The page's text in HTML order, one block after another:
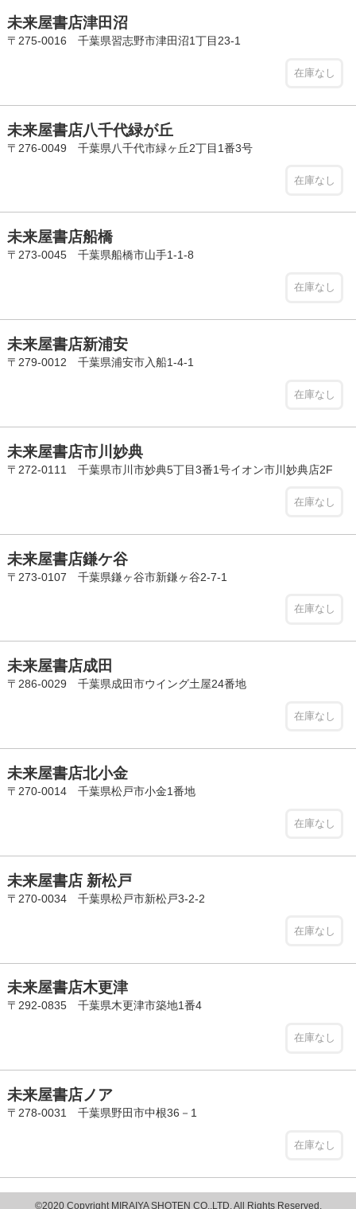
未来屋書店津田沼
〒275-0016 千葉県習志野市津田沼1丁目23-1
在庫なし
未来屋書店八千代緑が丘
〒276-0049 千葉県八千代市緑ヶ丘2丁目1番3号
在庫なし
未来屋書店船橋
〒273-0045 千葉県船橋市山手1-1-8
在庫なし
未来屋書店新浦安
〒279-0012 千葉県浦安市入船1-4-1
在庫なし
未来屋書店市川妙典
〒272-0111 千葉県市川市妙典5丁目3番1号イオン市川妙典店2F
在庫なし
未来屋書店鎌ケ谷
〒273-0107 千葉県鎌ヶ谷市新鎌ヶ谷2-7-1
在庫なし
未来屋書店成田
〒286-0029 千葉県成田市ウイング土屋24番地
在庫なし
未来屋書店北小金
〒270-0014 千葉県松戸市小金1番地
在庫なし
未来屋書店 新松戸
〒270-0034 千葉県松戸市新松戸3-2-2
在庫なし
未来屋書店木更津
〒292-0835 千葉県木更津市築地1番4
在庫なし
未来屋書店ノア
〒278-0031 千葉県野田市中根36－1
在庫なし
©2020 Copyright MIRAIYA SHOTEN CO.,LTD. All Rights Reserved.